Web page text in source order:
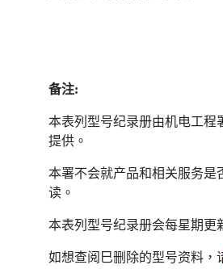
备注:
本表列型号纪录册由机电工程
提供。
本署不会就产品和相关服务是
读。
本表列型号纪录册会每星期更
如想查阅巳删除的型号资料，